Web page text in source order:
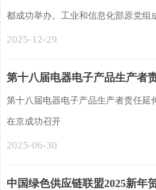
都成功举办。工业和信息化部原党组
持联盟理事会，联盟副理事长黄文玉
2025-12-29
第十八届电器电子产品生产者
理技术大会 在京成功召开
第十八届电器电子产品生产者责任延
在京成功召开
2025-06-30
中国绿色供应链联盟2025新年